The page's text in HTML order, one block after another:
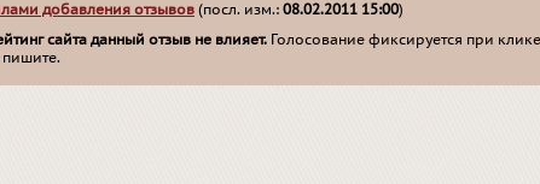
добавления отзывов (посл. изм.: 08.02.2011 15:00)
сайта данный отзыв не влияет. Голосование фиксируется при